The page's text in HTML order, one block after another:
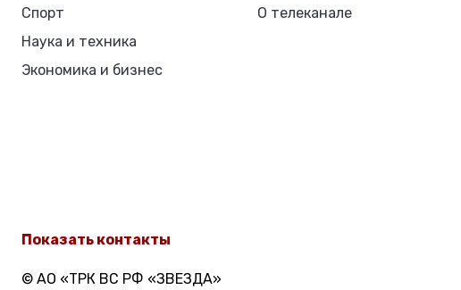
Спорт
Наука и техника
Экономика и бизнес
О телеканале
Показать контакты
© АО «ТРК ВС РФ «ЗВЕЗДА»